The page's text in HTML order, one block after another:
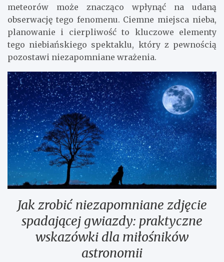
meteorów może znacząco wpłynąć na udaną
obserwację tego fenomenu. Ciemne miejsca nieba,
planowanie i cierpliwość to kluczowe elementy
tego niebiańskiego spektaklu, który z pewnością
pozostawi niezapomniane wrażenia.
Jak zrobić niezapomniane zdjęcie
spadającej gwiazdy: praktyczne
wskazówki dla miłośników
astronomii